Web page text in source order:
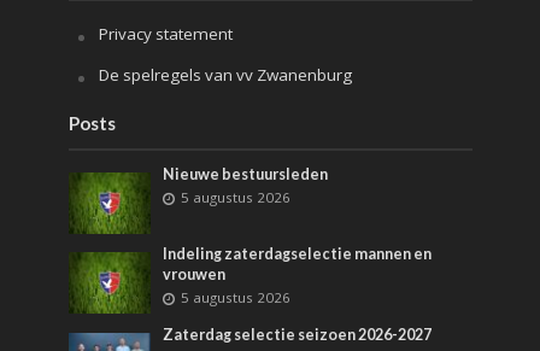
Privacy statement
De spelregels van vv Zwanenburg
Posts
Nieuwe bestuursleden
5 augustus 2026
Indeling zaterdagselectie mannen en
vrouwen
5 augustus 2026
Zaterdag selectie seizoen 2026-2027